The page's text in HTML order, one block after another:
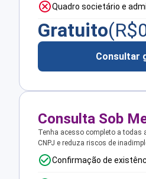
Quadro societário e
Gratuito(R$
Consultar
Consulta Sob
Tenha acesso completo a todas
CNPJ e reduza riscos de
Confirmação de